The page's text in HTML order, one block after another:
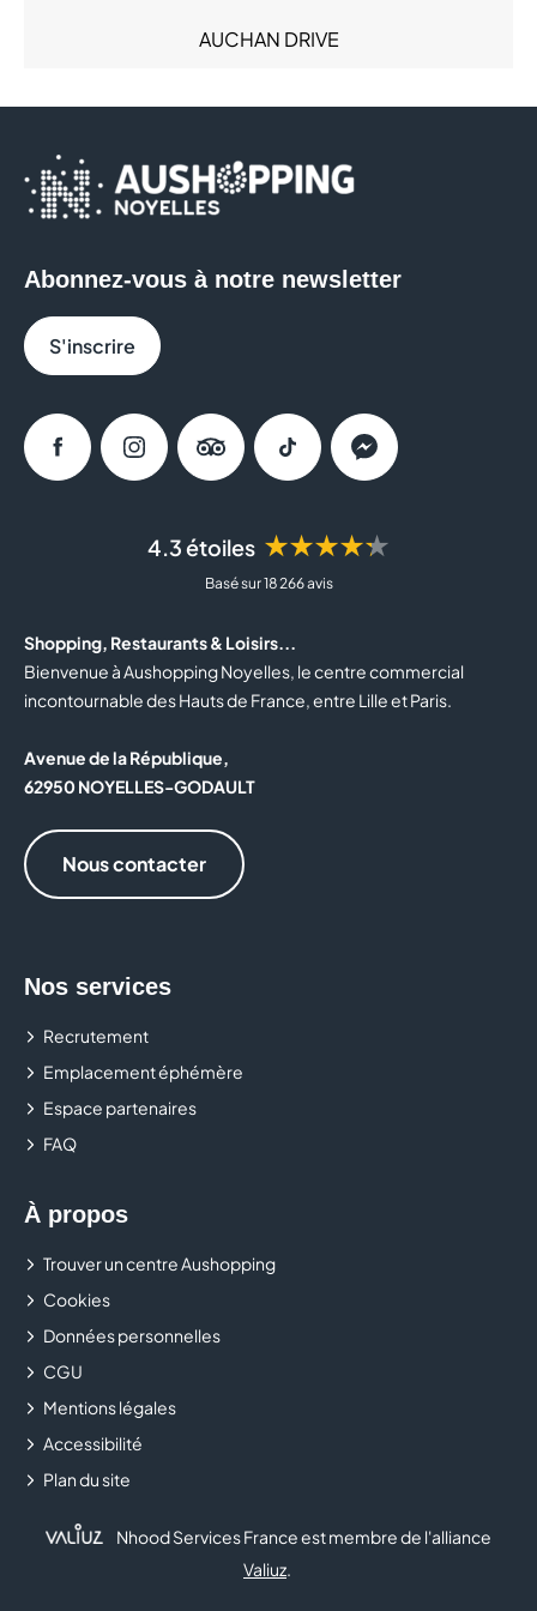
AUCHAN DRIVE
BLEU
BONOBO
BOTTINA
BOUTIQUE OFFICIELLE DU RC LENS
BOUYGUES TELECOM
BRIOCHE DORÉE
BURGER KING
CHEZ MARCEL
CHOPSTICKS & CO
CLAIRE'S
Santé (6)
Sous-vêtements (8)
Sweat Eats (1)
4.3 étoiles ★★★★★
Basé sur 18 266 avis
Shopping, Restaurants & Loisirs...
Bienvenue à Aushopping Noyelles, le centre commercial
incontournable des Hauts de France, entre Lille et Paris.
Avenue de la République,
62950 NOYELLES-GODAULT
Nous contacter
Nos services
Recrutement
Emplacement éphémère
Espace partenaires
FAQ
À propos
Trouver un centre Aushopping
Cookies
Données personnelles
CGU
Mentions légales
Accessibilité
Plan du site
Abonnez-vous à notre newsletter
S'inscrire
FacebookInstagramTripadvisorTiktok Messenger
Nhood Services France est membre de l'alliance
Valiuz.